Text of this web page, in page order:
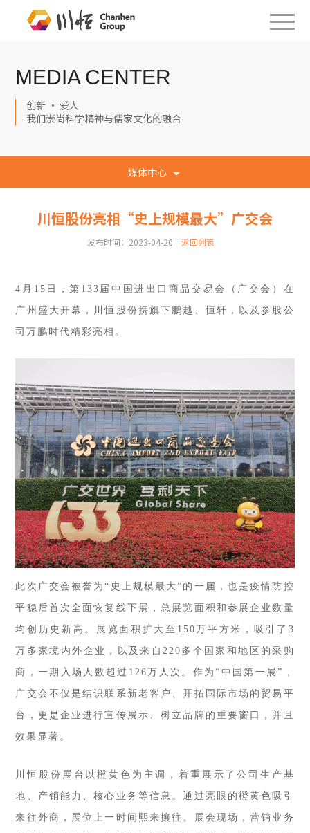
MEDIA CENTER
创新 · 爱人
我们崇尚科学精神与儒家文化的融合
媒体中心
川恒股份亮相“史上规模最大”广交会
发布时间：2023-04-20 返回列表
4月15日，第133届中国进出口商品交易会（广交会）在
广州盛大开幕，川恒股份携旗下鹏越、恒轩，以及参股公
司万鹏时代精彩亮相。
此次广交会被誉为“史上规模最大”的一届，也是疫情防控
平稳后首次全面恢复线下展，总展览面积和参展企业数量
均创历史新高。展览面积扩大至150万平方米，吸引了3
万多家境内外企业，以及来自220多个国家和地区的采购
商，一期入场人数超过126万人次。作为“中国第一展”，
广交会不仅是结识联系新老客户、开拓国际市场的贸易平
台，更是企业进行宣传展示、树立品牌的重要窗口，并且
效果显著。
川恒股份展台以橙黄色为主调，着重展示了公司生产基
地、产销能力、核心业务等信息。通过亮眼的橙黄色吸引
来往外商，展位上一时间熙来攘往。展会现场，营销业务